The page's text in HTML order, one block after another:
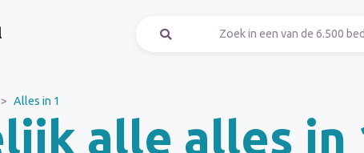
Alles in 1
alle alles in